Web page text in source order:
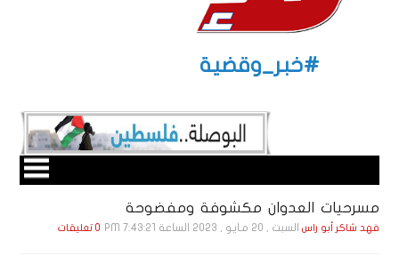
#خبر_وقضية
مسرحيات العدوان مكشوفة ومفضوحة
فهد شاكر أبو راس السبت , 20 مـايـو , 2023 الساعة 7:43:21 PM 0 تعليقات